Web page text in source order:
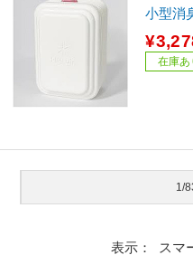
小型消
在庫あ
1/
表示： スマ